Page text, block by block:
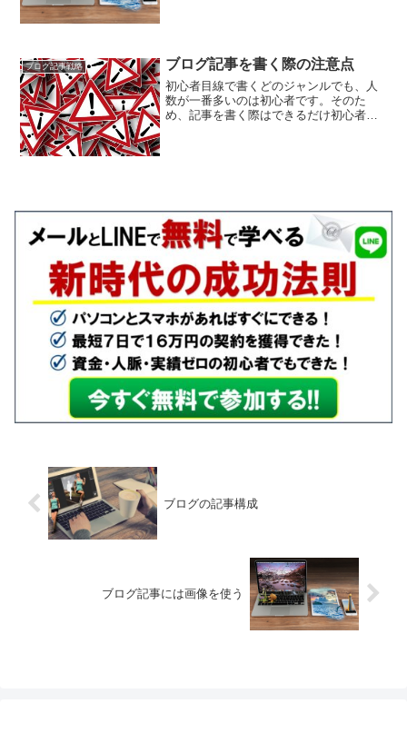
ブログ記事戦略 ブログ記事を書く際の注意点
初心者目線で書くどのジャンルでも、人
数が一番多いのは初心者です。そのた
め、記事を書く際はできるだけ初心者に
ブログの記事構成
ブログ記事には画像を使う